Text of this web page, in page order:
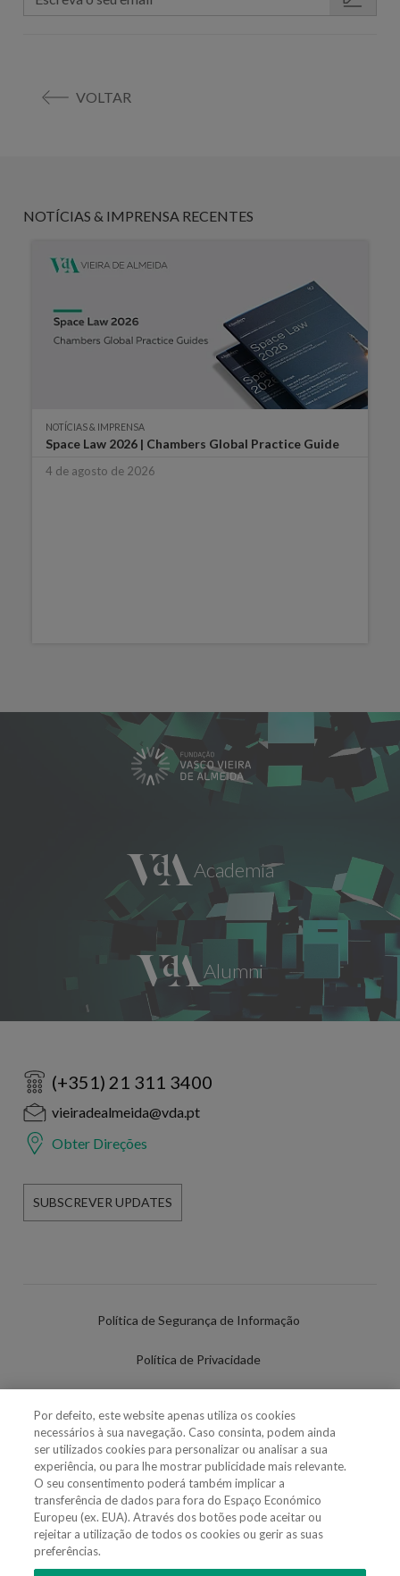
VOLTAR
NOTÍCIAS & IMPRENSA RECENTES
NOTÍCIAS & IMPRENSA
Space Law 2026 | Chambers Global Practice Guide
4 de agosto de 2026
(+351) 21 311 3400
vieiradealmeida@vda.pt
Obter Direções
SUBSCREVER UPDATES
Política de Segurança de Informação
Política de Privacidade
Política de Cookies
Definições de cookies
Uso Fraudulento Nome/Marca
Por defeito, este website apenas utiliza os cookies
necessários à sua navegação. Caso consinta, podem ainda
ser utilizados cookies para personalizar ou analisar a sua
experiência, ou para lhe mostrar publicidade mais relevante.
O seu consentimento poderá também implicar a
transferência de dados para fora do Espaço Económico
Europeu (ex. EUA). Através dos botões pode aceitar ou
rejeitar a utilização de todos os cookies ou gerir as suas
preferências.